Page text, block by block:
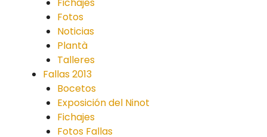
Fotos
Noticias
Plantà
Talleres
Fallas 2013
Bocetos
Exposición del Ninot
Fichajes
Fotos Fallas